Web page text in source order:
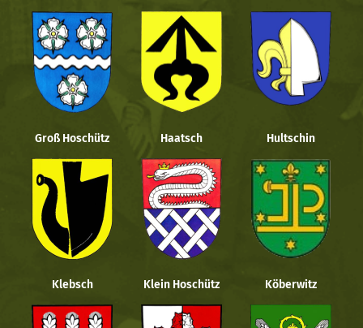
Groß Hoschütz Haatsch Hultschin
Klebsch Klein Hoschütz Köberwitz